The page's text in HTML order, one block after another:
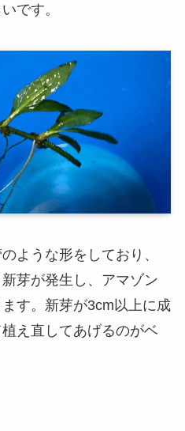
です。
ような形をしており、
芽が発生し、アマゾン
す。新芽が3cm以上に成
え直してあげるのがベ